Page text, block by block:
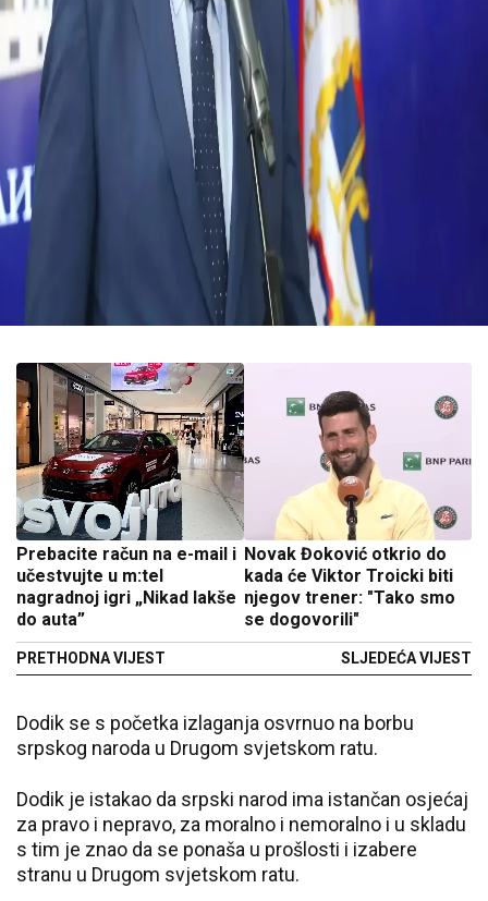
Prebacite račun na e-mail i
učestvujte u m:tel
nagradnoj igri „Nikad lakše
do auta”
PRETHODNA VIJEST
Novak Đoković otkrio do
kada će Viktor Troicki biti
njegov trener: "Tako smo
se dogovorili"
SLJEDEĆA VIJEST
Dodik se s početka izlaganja osvrnuo na borbu
srpskog naroda u Drugom svjetskom ratu.
Dodik je istakao da srpski narod ima istančan osjećaj
za pravo i nepravo, za moralno i nemoralno i u skladu
s tim je znao da se ponaša u prošlosti i izabere
stranu u Drugom svjetskom ratu.